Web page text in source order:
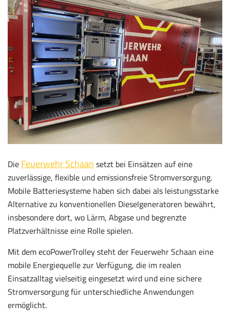
Die Feuerwehr Schaan setzt bei Einsätzen auf eine
zuverlässige, flexible und emissionsfreie Stromversorgung.
Mobile Batteriesysteme haben sich dabei als leistungsstarke
Alternative zu konventionellen Dieselgeneratoren bewährt,
insbesondere dort, wo Lärm, Abgase und begrenzte
Platzverhältnisse eine Rolle spielen.
Mit dem ecoPowerTrolley steht der Feuerwehr Schaan eine
mobile Energiequelle zur Verfügung, die im realen
Einsatzalltag vielseitig eingesetzt wird und eine sichere
Stromversorgung für unterschiedliche Anwendungen
ermöglicht.